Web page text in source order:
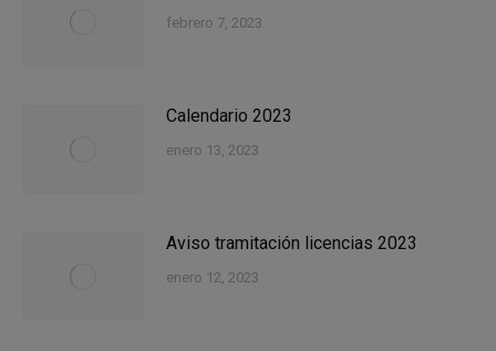
febrero 7, 2023
Calendario 2023
enero 13, 2023
Aviso tramitación licencias 2023
enero 12, 2023